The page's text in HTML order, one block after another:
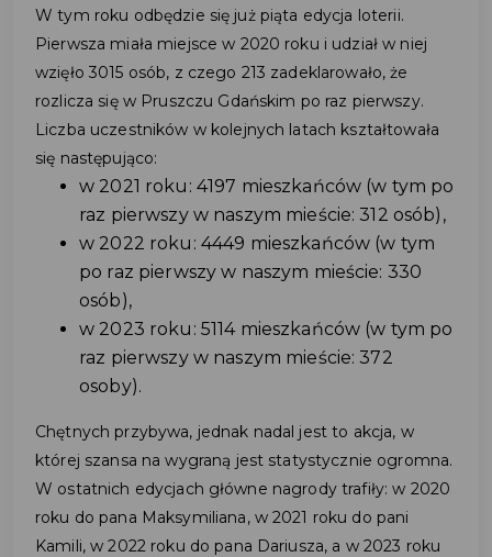
W tym roku odbędzie się już piąta edycja loterii.
Pierwsza miała miejsce w 2020 roku i udział w niej
wzięło 3015 osób, z czego 213 zadeklarowało, że
rozlicza się w Pruszczu Gdańskim po raz pierwszy.
Liczba uczestników w kolejnych latach kształtowała
się następująco:
w 2021 roku: 4197 mieszkańców (w tym po
raz pierwszy w naszym mieście: 312 osób),
w 2022 roku: 4449 mieszkańców (w tym
po raz pierwszy w naszym mieście: 330
osób),
w 2023 roku: 5114 mieszkańców (w tym po
raz pierwszy w naszym mieście: 372
osoby).
Chętnych przybywa, jednak nadal jest to akcja, w
której szansa na wygraną jest statystycznie ogromna.
W ostatnich edycjach główne nagrody trafiły: w 2020
roku do pana Maksymiliana, w 2021 roku do pani
Kamili, w 2022 roku do pana Dariusza, a w 2023 roku